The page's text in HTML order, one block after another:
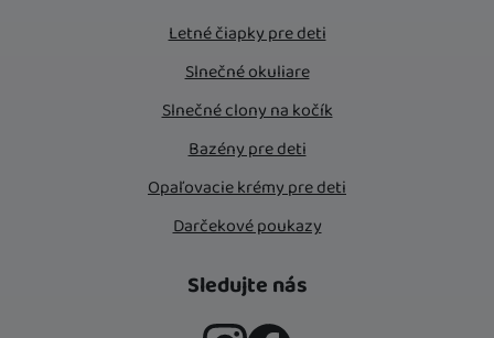
Letné čiapky pre deti
Slnečné okuliare
Slnečné clony na kočík
Bazény pre deti
Opaľovacie krémy pre deti
Darčekové poukazy
Sledujte nás